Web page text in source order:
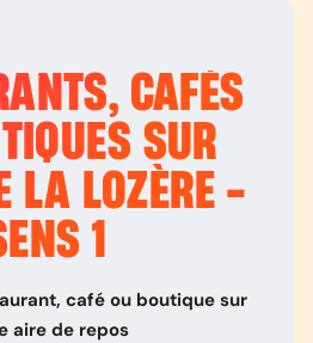
CAFÉS
SUR
LA LOZÈRE -
1
café ou boutique sur
aire de repos